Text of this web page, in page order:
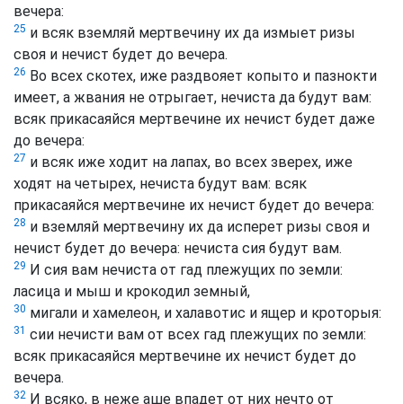
вечера:
25 и всяк вземляй мертвечину их да измыет ризы
своя и нечист будет до вечера.
26 Во всех скотех, иже раздвояет копыто и пазнокти
имеет, а жвания не отрыгает, нечиста да будут вам:
всяк прикасаяйся мертвечине их нечист будет даже
до вечера:
27 и всяк иже ходит на лапах, во всех зверех, иже
ходят на четырех, нечиста будут вам: всяк
прикасаяйся мертвечине их нечист будет до вечера:
28 и вземляй мертвечину их да исперет ризы своя и
нечист будет до вечера: нечиста сия будут вам.
29 И сия вам нечиста от гад плежущих по земли:
ласица и мыш и крокодил земный,
30 мигали и хамелеон, и халавотис и ящер и кроторыя:
31 сии нечисти вам от всех гад плежущих по земли:
всяк прикасаяйся мертвечине их нечист будет до
вечера.
32 И всяко, в неже аше впадет от них нечто от